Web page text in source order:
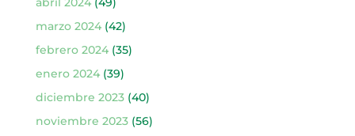
marzo 2024(42)
febrero 2024(35)
enero 2024(39)
diciembre 2023(40)
noviembre 2023(56)